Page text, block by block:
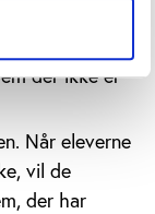
niveau
der ikke er
Når eleverne
vil de
der har